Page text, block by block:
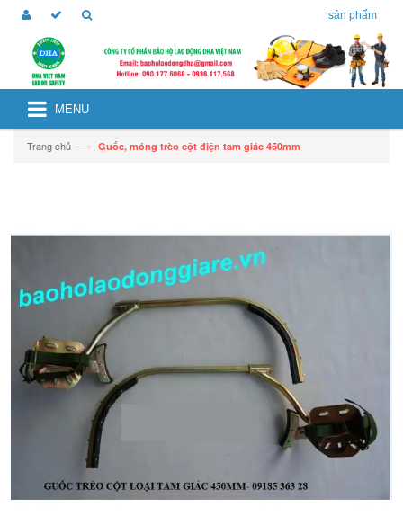
sản phẩm
MENU
Trang chủ —› Guốc, móng trèo cột điện tam giác 450mm